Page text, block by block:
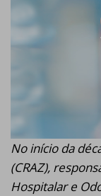
No início da
(CRAZ),
Hospitalar e